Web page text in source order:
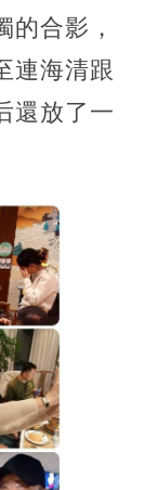
的合影，
連海清跟
還放了一